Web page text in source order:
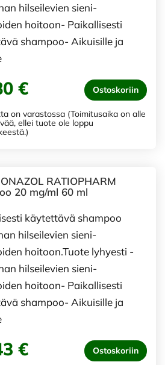
hilseilevien sieni-
hoitoon- Paikallisesti
shampoo- Aikuisille ja
€ Ostoskoriin
on varastossa (Toimitusaika on alle
ellei tuote ole loppu
RATIOPHARM
20 mg/ml 60 ml
käytettävä shampoo
hilseilevien sieni-
hoitoon.Tuote lyhyesti -
hilseilevien sieni-
hoitoon- Paikallisesti
shampoo- Aikuisille ja
€ Ostoskoriin